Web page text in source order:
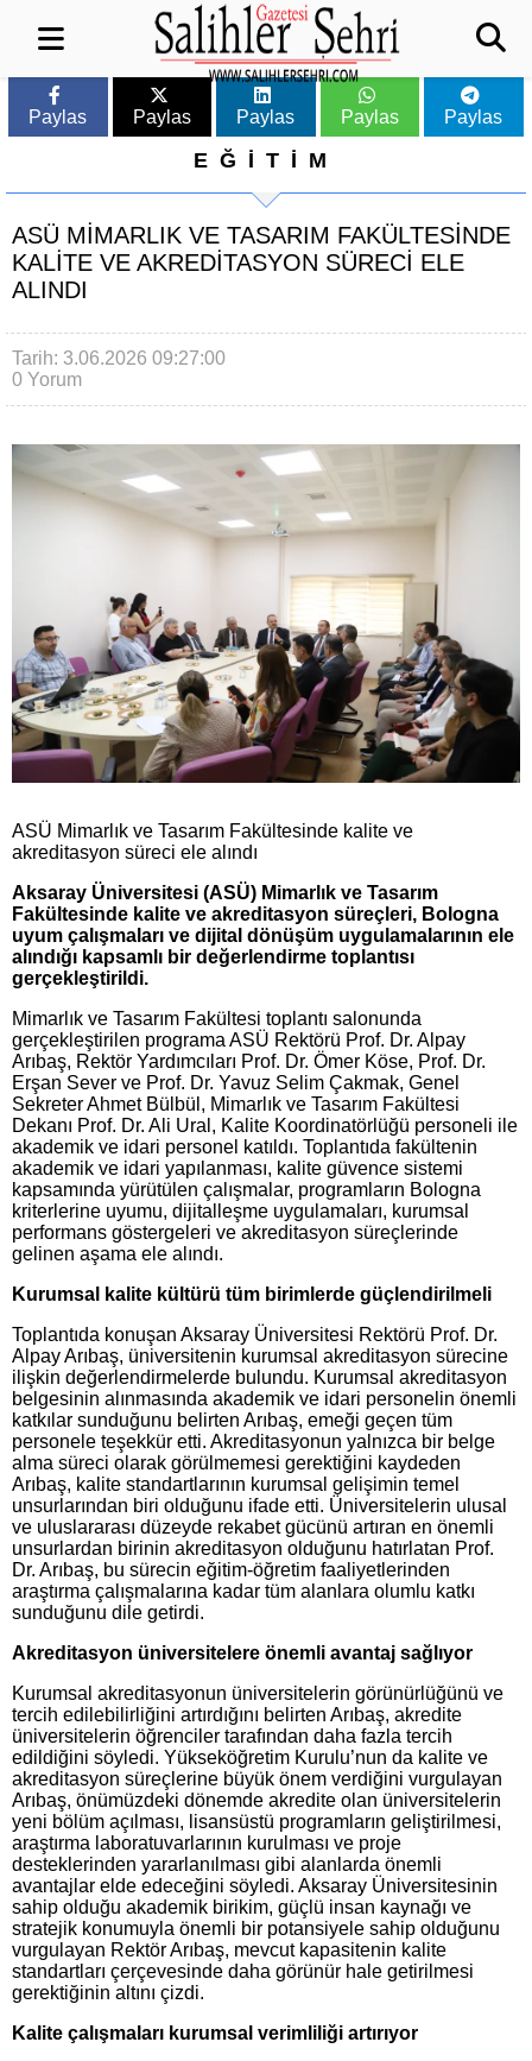
Paylas Paylas Paylas Paylas Paylas
EĞİTİM
ASÜ MIMARLIK VE TASARIM FAKÜLTESINDE
KALITE VE AKREDITASYON SÜRECI ELE
ALINDI
Tarih: 3.06.2026 09:27:00
0 Yorum
ASÜ Mimarlık ve Tasarım Fakültesinde kalite ve
akreditasyon süreci ele alındı
Aksaray Üniversitesi (ASÜ) Mimarlık ve Tasarım
Fakültesinde kalite ve akreditasyon süreçleri, Bologna
uyum çalışmaları ve dijital dönüşüm uygulamalarının ele
alındığı kapsamlı bir değerlendirme toplantısı
gerçekleştirildi.
Mimarlık ve Tasarım Fakültesi toplantı salonunda
gerçekleştirilen programa ASÜ Rektörü Prof. Dr. Alpay
Arıbaş, Rektör Yardımcıları Prof. Dr. Ömer Köse, Prof. Dr.
Erşan Sever ve Prof. Dr. Yavuz Selim Çakmak, Genel
Sekreter Ahmet Bülbül, Mimarlık ve Tasarım Fakültesi
Dekanı Prof. Dr. Ali Ural, Kalite Koordinatörlüğü personeli ile
akademik ve idari personel katıldı. Toplantıda fakültenin
akademik ve idari yapılanması, kalite güvence sistemi
kapsamında yürütülen çalışmalar, programların Bologna
kriterlerine uyumu, dijitalleşme uygulamaları, kurumsal
performans göstergeleri ve akreditasyon süreçlerinde
gelinen aşama ele alındı.
Kurumsal kalite kültürü tüm birimlerde güçlendirilmeli
Toplantıda konuşan Aksaray Üniversitesi Rektörü Prof. Dr.
Alpay Arıbaş, üniversitenin kurumsal akreditasyon sürecine
ilişkin değerlendirmelerde bulundu. Kurumsal akreditasyon
belgesinin alınmasında akademik ve idari personelin önemli
katkılar sunduğunu belirten Arıbaş, emeği geçen tüm
personele teşekkür etti. Akreditasyonun yalnızca bir belge
alma süreci olarak görülmemesi gerektiğini kaydeden
Arıbaş, kalite standartlarının kurumsal gelişimin temel
unsurlarından biri olduğunu ifade etti. Üniversitelerin ulusal
ve uluslararası düzeyde rekabet gücünü artıran en önemli
unsurlardan birinin akreditasyon olduğunu hatırlatan Prof.
Dr. Arıbaş, bu sürecin eğitim-öğretim faaliyetlerinden
araştırma çalışmalarına kadar tüm alanlara olumlu katkı
sunduğunu dile getirdi.
Akreditasyon üniversitelere önemli avantaj sağlıyor
Kurumsal akreditasyonun üniversitelerin görünürlüğünü ve
tercih edilebilirliğini artırdığını belirten Arıbaş, akredite
üniversitelerin öğrenciler tarafından daha fazla tercih
edildiğini söyledi. Yükseköğretim Kurulu’nun da kalite ve
akreditasyon süreçlerine büyük önem verdiğini vurgulayan
Arıbaş, önümüzdeki dönemde akredite olan üniversitelerin
yeni bölüm açılması, lisansüstü programların geliştirilmesi,
araştırma laboratuvarlarının kurulması ve proje
desteklerinden yararlanılması gibi alanlarda önemli
avantajlar elde edeceğini söyledi. Aksaray Üniversitesinin
sahip olduğu akademik birikim, güçlü insan kaynağı ve
stratejik konumuyla önemli bir potansiyele sahip olduğunu
vurgulayan Rektör Arıbaş, mevcut kapasitenin kalite
standartları çerçevesinde daha görünür hale getirilmesi
gerektiğinin altını çizdi.
Kalite çalışmaları kurumsal verimliliği artırıyor